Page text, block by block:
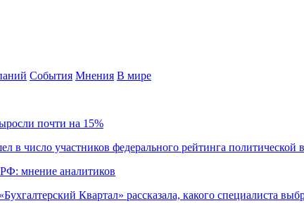
События Мнения В мире
почти на 15%
число участников федерального рейтинга политической
мнение аналитиков
Квартал» рассказала, какого специалиста